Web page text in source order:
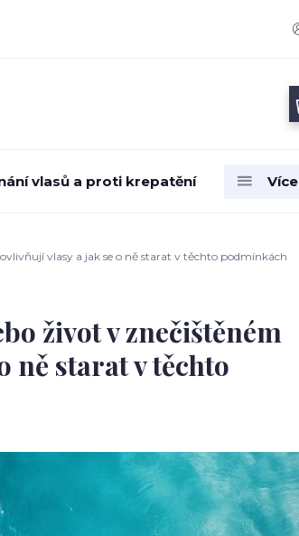
vlasů a proti krepatění Více
vlasy a jak se o ně starat v těchto podmínkách
život v znečištěném
ně starat v těchto